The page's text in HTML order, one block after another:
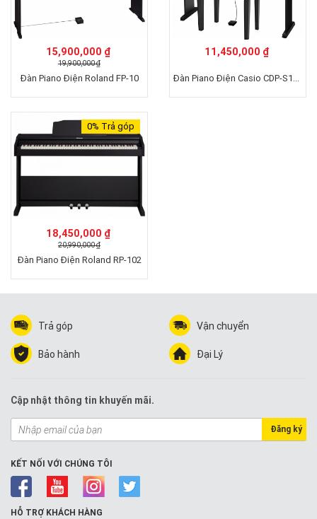
15,900,000 ₫
19,900,000 ₫
Đàn Piano Điện Roland FP-10
11,450,000 ₫
Đàn Piano Điện Casio CDP-S100
0% Trả góp
18,450,000 ₫
20,990,000 ₫
Đàn Piano Điện Roland RP-102
Trả góp Vận chuyển
Bảo hành Đại Lý
Cập nhật thông tin khuyến mãi.
Đăng ký
KẾT NỐI VỚI CHÚNG TÔI
HỖ TRỢ KHÁCH HÀNG